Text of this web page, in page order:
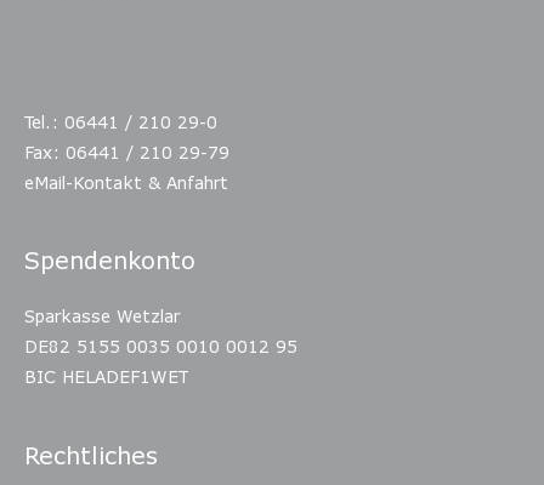
Tel.: 06441 / 210 29-0
Fax: 06441 / 210 29-79
eMail-Kontakt & Anfahrt
Spendenkonto
Sparkasse Wetzlar
DE82 5155 0035 0010 0012 95
BIC HELADEF1WET
Rechtliches